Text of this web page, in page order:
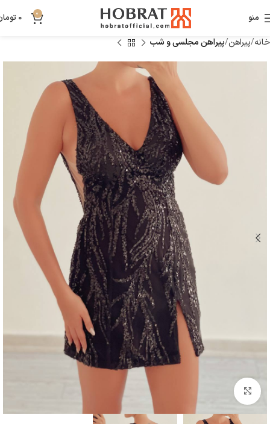
منو 0
0
خانه پیراهن پیراهن مجلسی و شب
بزرگنمایی تصویر